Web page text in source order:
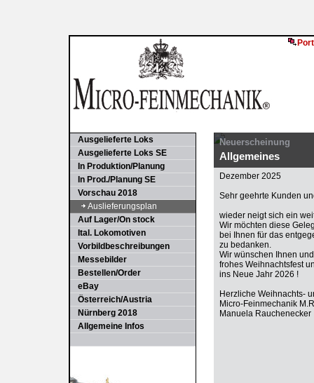
Ausgelieferte Loks
Ausgelieferte Loks SE
In Produktion/Planung
In Prod./Planung SE
Vorschau 2018
Auslieferungsplan
Auf Lager/On stock
Ital. Lokomotiven
Vorbildbeschreibungen
Messebilder
Bestellen/Order
eBay
Österreich/Austria
Nürnberg 2018
Allgemeine Infos
Neuerscheinung
Allgemeines
Dezember 2025
Sehr geehrte Kunden
wieder neigt sich ein
Wir möchten diese
bei Ihnen für das
zu bedanken.
Wir wünschen Ihnen
frohes Weihnachtsfest
ins Neue Jahr 2026 !
Herzliche Weihnachts-
Micro-Feinmechanik
Manuela Rauchenecker